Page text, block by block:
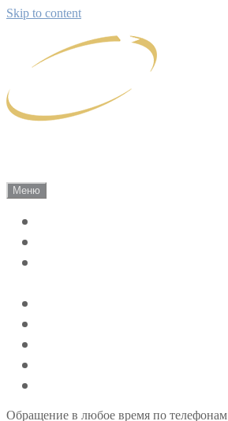
Skip to content
Меню
Обращение в любое время по телефонам